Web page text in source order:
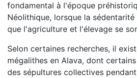
fondamental à l'époque
Néolithique, lorsque la
que l'agriculture et l'élevage se
Selon certaines recherches, il
mégalithes en Alava, dont
des sépultures collectives